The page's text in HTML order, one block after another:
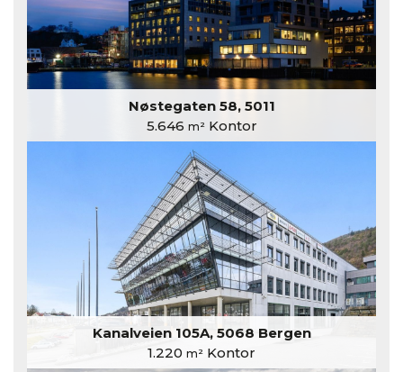
Nøstegaten 58, 5011
5.646 m²Kontor
Kanalveien 105A, 5068 Bergen
1.220 m² Kontor